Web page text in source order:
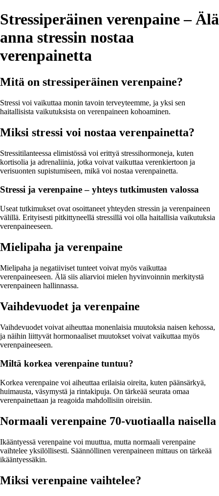
Stressiperäinen verenpaine – Älä
anna stressin nostaa
verenpainetta
Mitä on stressiperäinen verenpaine?
Stressi voi vaikuttaa monin tavoin terveyteemme, ja yksi sen
haitallisista vaikutuksista on verenpaineen kohoaminen.
Miksi stressi voi nostaa verenpainetta?
Stressitilanteessa elimistössä voi erittyä stressihormoneja, kuten
kortisolia ja adrenaliinia, jotka voivat vaikuttaa verenkiertoon ja
verisuonten supistumiseen, mikä voi nostaa verenpainetta.
Stressi ja verenpaine – yhteys tutkimusten valossa
Useat tutkimukset ovat osoittaneet yhteyden stressin ja verenpaineen
välillä. Erityisesti pitkittyneellä stressillä voi olla haitallisia vaikutuksia
verenpaineeseen.
Mielipaha ja verenpaine
Mielipaha ja negatiiviset tunteet voivat myös vaikuttaa
verenpaineeseen. Älä siis aliarvioi mielen hyvinvoinnin merkitystä
verenpaineen hallinnassa.
Vaihdevuodet ja verenpaine
Vaihdevuodet voivat aiheuttaa monenlaisia muutoksia naisen kehossa,
ja näihin liittyvät hormonaaliset muutokset voivat vaikuttaa myös
verenpaineeseen.
Miltä korkea verenpaine tuntuu?
Korkea verenpaine voi aiheuttaa erilaisia oireita, kuten päänsärkyä,
huimausta, väsymystä ja rintakipuja. On tärkeää seurata omaa
verenpainettaan ja reagoida mahdollisiin oireisiin.
Normaali verenpaine 70-vuotiaalla naisella
Ikääntyessä verenpaine voi muuttua, mutta normaali verenpaine
vaihtelee yksilöllisesti. Säännöllinen verenpaineen mittaus on tärkeää
ikääntyessäkin.
Miksi verenpaine vaihtelee?